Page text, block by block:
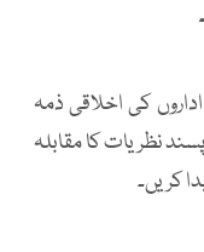
کی اخلاقی ذمہ
نظریات کا مقابلہ
کریں۔